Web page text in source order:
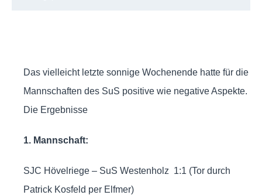
Das vielleicht letzte sonnige Wochenende hatte für die
Mannschaften des SuS positive wie negative Aspekte.
Die Ergebnisse
1. Mannschaft:
SJC Hövelriege – SuS Westenholz 1:1 (Tor durch
Patrick Kosfeld per Elfmer)